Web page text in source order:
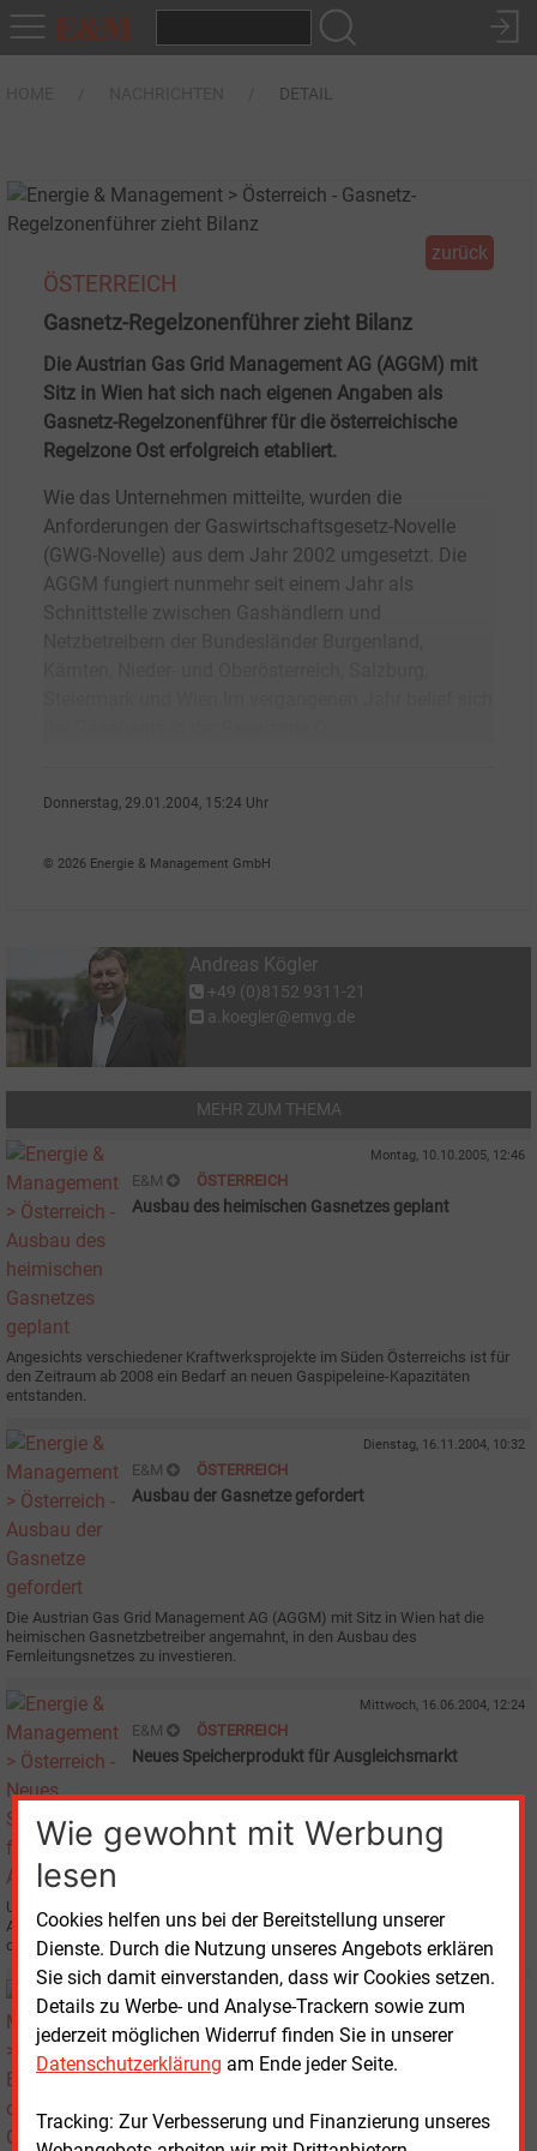
DETAIL
Wie gewohnt mit Werbung
lesen
Cookies helfen uns bei der Bereitstellung unserer
Dienste. Durch die Nutzung unseres Angebots erklären
Sie sich damit einverstanden, dass wir Cookies setzen.
Details zu Werbe- und Analyse-Trackern sowie zum
jederzeit möglichen Widerruf finden Sie in unserer
Datenschutzerklärung am Ende jeder Seite.
Tracking: Zur Verbesserung und Finanzierung unseres
zurück
ÖSTERREICH
Gasnetz-Regelzonenführer zieht Bilanz
Die Austrian Gas Grid Management AG (AGGM) mit
Sitz in Wien hat sich nach eigenen Angaben als
Gasnetz-Regelzonenführer für die österreichische
Regelzone Ost erfolgreich etabliert.
Wie das Unternehmen mitteilte, wurden die
Anforderungen der Gaswirtschaftsgesetz-Novelle
(GWG-Novelle) aus dem Jahr 2002 umgesetzt. Die
AGGM fungiert nunmehr seit einem Jahr als
Schnittstelle zwischen Gashändlern und
Donnerstag, 29.01.2004, 15:24 Uhr
© 2026 Energie & Management GmbH
Andreas Kögler
+49 (0)8152 9311-21
a.koegler@emvg.de
MEHR ZUM THEMA
Montag, 10.10.2005, 12:46
E&M ÖSTERREICH
Ausbau des heimischen Gasnetzes geplant
Angesichts verschiedener Kraftwerksprojekte im Süden Österreichs ist für
den Zeitraum ab 2008 ein Bedarf an neuen Gaspipeleine-Kapazitäten
entstanden.
Dienstag, 16.11.2004, 10:32
E&M ÖSTERREICH
Ausbau der Gasnetze gefordert
Die Austrian Gas Grid Management AG (AGGM) mit Sitz in Wien hat die
heimischen Gasnetzbetreiber angemahnt, in den Ausbau des
Fernleitungsnetzes zu investieren.
Mittwoch, 16.06.2004, 12:24
E&M ÖSTERREICH
Neues Speicherprodukt für Ausgleichsmarkt
Um die Versorgungssicherheit auf dem österreichischen Gas-
Ausgleichsmarkt zu gewährleisten, bietet die OMV Gas GmbH künftig mit
dem Produkt „Day Ahead Rate“ frei verfügbare Gas-Speicherkapazitäten an.
ÖSTERREICH
E-Control ordnet neue Gasnetz-Tarife an